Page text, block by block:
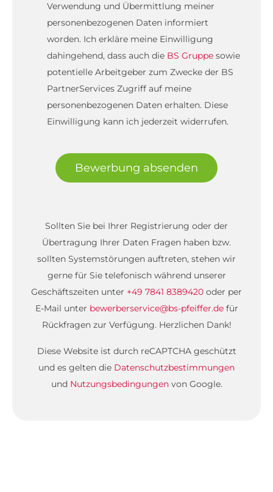
Verwendung und Übermittlung meiner
personenbezogenen Daten informiert
worden. Ich erkläre meine Einwilligung
dahingehend, dass auch die BS Gruppe sowie
potentielle Arbeitgeber zum Zwecke der BS
PartnerServices Zugriff auf meine
personenbezogenen Daten erhalten. Diese
Einwilligung kann ich jederzeit widerrufen.
Bewerbung absenden
Sollten Sie bei Ihrer Registrierung oder der
Übertragung Ihrer Daten Fragen haben bzw.
sollten Systemstörungen auftreten, stehen wir
gerne für Sie telefonisch während unserer
Geschäftszeiten unter +49 7841 8389420 oder per
E-Mail unter bewerberservice@bs-pfeiffer.defür
Rückfragen zur Verfügung. Herzlichen Dank!
Diese Website ist durch reCAPTCHA geschützt
und es gelten die Datenschutzbestimmungen
und Nutzungsbedingungenvon Google.